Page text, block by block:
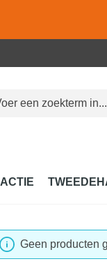
ACTIE
Geen producten